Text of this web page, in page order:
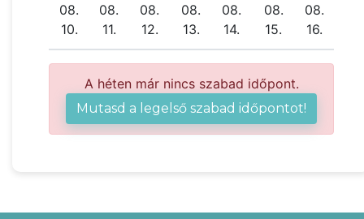
08.
10.
08.
11.
08.
12.
08.
13.
08.
14.
08.
15.
08.
16.
A héten már nincs szabad időpont.
Mutasd a legelső szabad időpontot!